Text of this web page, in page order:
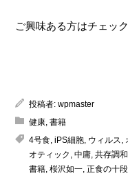
ご興味ある方はチェッ
投稿者: wpmaster
健康, 書籍
4号食, iPS細胞, ウィルス,
オティック , 中庸, 共存調和
書籍, 桜沢如一, 正食の十